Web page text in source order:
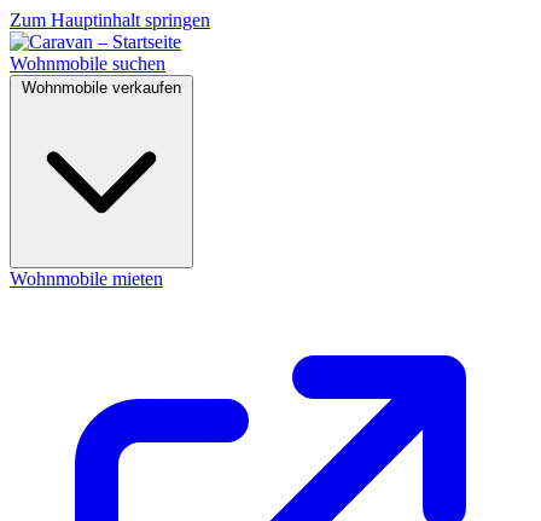
Zum Hauptinhalt springen
Wohnmobile suchen
Wohnmobile verkaufen
Wohnmobile mieten